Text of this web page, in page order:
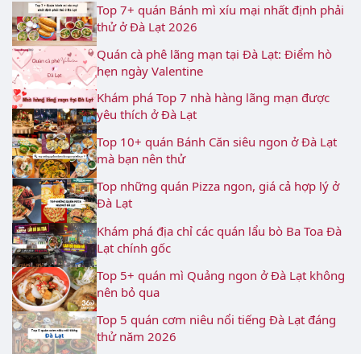
Top 7+ quán Bánh mì xíu mại nhất định phải
thử ở Đà Lạt 2026
Quán cà phê lãng mạn tại Đà Lạt: Điểm hò
hẹn ngày Valentine
Khám phá Top 7 nhà hàng lãng mạn được
yêu thích ở Đà Lạt
Top 10+ quán Bánh Căn siêu ngon ở Đà Lạt
mà bạn nên thử
Top những quán Pizza ngon, giá cả hợp lý ở
Đà Lạt
Khám phá địa chỉ các quán lẩu bò Ba Toa Đà
Lạt chính gốc
Top 5+ quán mì Quảng ngon ở Đà Lạt không
nên bỏ qua
Top 5 quán cơm niêu nổi tiếng Đà Lạt đáng
thử năm 2026